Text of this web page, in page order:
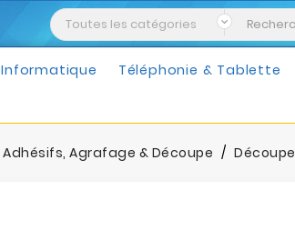
Informatique Téléphonie & Tablette
Adhésifs, Agrafage & Découpe Découpe